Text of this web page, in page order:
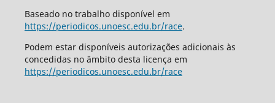
Baseado no trabalho disponível em
https://periodicos.unoesc.edu.br/race.
Podem estar disponíveis autorizações adicionais às
concedidas no âmbito desta licença em
https://periodicos.unoesc.edu.br/race